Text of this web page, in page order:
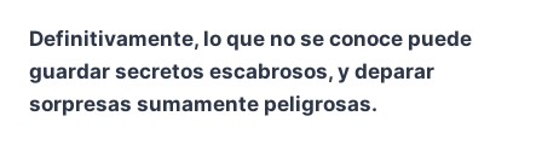
Definitivamente, lo que no se conoce puede
guardar secretos escabrosos, y deparar
sorpresas sumamente peligrosas.